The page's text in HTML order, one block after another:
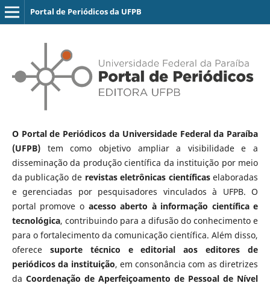
Portal de Periódicos da UFPB
O Portal de Periódicos da Universidade Federal da Paraíba
(UFPB)tem como objetivo ampliar a visibilidade e a
disseminação da produção científica da instituição por meio
da publicação de revistas eletrônicas científicaselaboradas
e gerenciadas por pesquisadores vinculados à UFPB. O
portal promove o acesso aberto à informação científica e
tecnológica, contribuindo para a difusão do conhecimento e
para o fortalecimento da comunicação científica. Além disso,
oferece suporte técnico e editorial aos editores de
periódicos da instituição, em consonância com as diretrizes
da Coordenação de Aperfeiçoamento de Pessoal de Nível